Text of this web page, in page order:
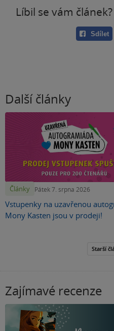
Líbil se vám
Sdílet
Další články
Články Pátek 7. srpna 2026
Vstupenky na uzavřenou
Mony Kasten jsou v prodeji!
Starší
Zajímavé recenze